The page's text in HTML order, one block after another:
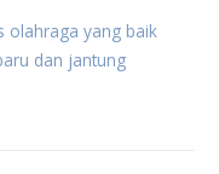
olahraga yang baik
dan jantung